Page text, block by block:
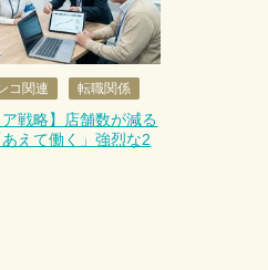
コ関連 転職関係
ア戦略】店舗数が減る
えて働く」強烈な2